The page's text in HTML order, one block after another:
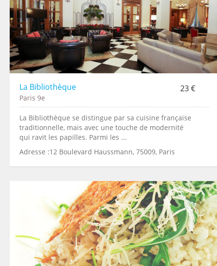
La Bibliothèque 23 €
Paris 9e
La Bibliothèque se distingue par sa cuisine française
traditionnelle, mais avec une touche de modernité
qui ravit les papilles. Parmi les ...
Adresse :12 Boulevard Haussmann, 75009, Paris